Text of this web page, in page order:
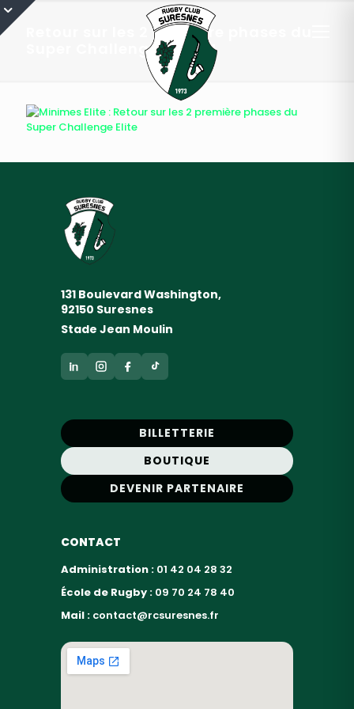
Retour sur les 2 première phases du
Super Challenge Elite-4
131 Boulevard Washington,
92150 Suresnes
Stade Jean Moulin
BILLETTERIE
BOUTIQUE
DEVENIR PARTENAIRE
CONTACT
Administration : 01 42 04 28 32
École de Rugby : 09 70 24 78 40
Mail : contact@rcsuresnes.fr